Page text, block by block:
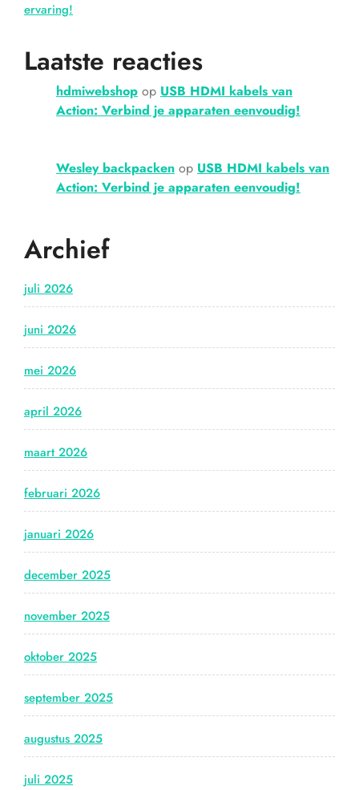
ervaring!
Laatste reacties
hdmiwebshop op USB HDMI kabels van
Action: Verbind je apparaten eenvoudig!
Wesley backpacken op USB HDMI kabels van
Action: Verbind je apparaten eenvoudig!
Archief
juli 2026
juni 2026
mei 2026
april 2026
maart 2026
februari 2026
januari 2026
december 2025
november 2025
oktober 2025
september 2025
augustus 2025
juli 2025